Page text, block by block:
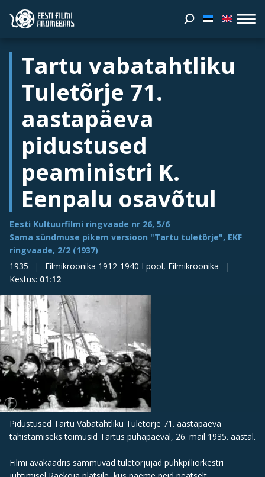
Tartu vabatahtliku
Tuletõrje 71.
aastapäeva
pidustused
peaministri K.
Eenpalu osavõtul
Eesti Kultuurfilmi ringvaade nr 26, 5/6
Sama sündmuse pikem versioon "Tartu tuletõrje", EKF
ringvaade, 2/2 (1937)
1935
Filmikroonika 1912-1940 I pool, Filmikroonika
Kestus: 01:12
Pidustused Tartu Vabatahtliku Tuletõrje 71. aastapäeva
tähistamiseks toimusid Tartus pühapäeval, 26. mail 1935. aastal.
Filmi avakaadris sammuvad tuletõrjujad puhkpilliorkestri